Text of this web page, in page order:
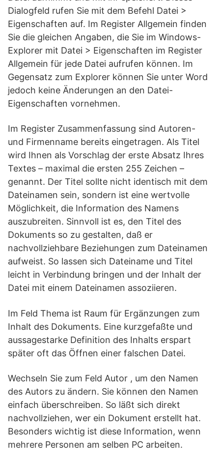
Dialogfeld rufen Sie mit dem Befehl Datei >
Eigenschaften auf. Im Register Allgemein finden
Sie die gleichen Angaben, die Sie im Windows-
Explorer mit Datei > Eigenschaften im Register
Allgemein für jede Datei aufrufen können. Im
Gegensatz zum Explorer können Sie unter Word
jedoch keine Änderungen an den Datei-
Eigenschaften vornehmen.
Im Register Zusammenfassung sind Autoren-
und Firmenname bereits eingetragen. Als Titel
wird Ihnen als Vorschlag der erste Absatz Ihres
Textes – maximal die ersten 255 Zeichen –
genannt. Der Titel sollte nicht identisch mit dem
Dateinamen sein, sondern ist eine wertvolle
Möglichkeit, die Information des Namens
auszubreiten. Sinnvoll ist es, den Titel des
Dokuments so zu gestalten, daß er
nachvollziehbare Beziehungen zum Dateinamen
aufweist. So lassen sich Dateiname und Titel
leicht in Verbindung bringen und der Inhalt der
Datei mit einem Dateinamen assoziieren.
Im Feld Thema ist Raum für Ergänzungen zum
Inhalt des Dokuments. Eine kurzgefaßte und
aussagestarke Definition des Inhalts erspart
später oft das Öffnen einer falschen Datei.
Wechseln Sie zum Feld Autor , um den Namen
des Autors zu ändern. Sie können den Namen
einfach überschreiben. So läßt sich direkt
nachvollziehen, wer ein Dokument erstellt hat.
Besonders wichtig ist diese Information, wenn
mehrere Personen am selben PC arbeiten.